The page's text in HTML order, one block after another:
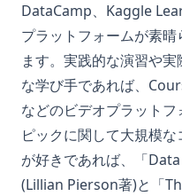
DataCamp、Kaggle
プラットフォームが素
ます。実践的な演習や
な学び手であれば、
などのビデオプラット
ピックに関して大規模
が好きであれば、「
(Lillian Pierson著)と「